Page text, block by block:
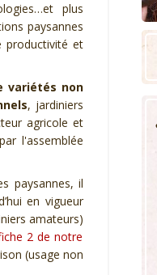
plus
paysannes
productivité et
variétés non
, jardiniers
agricole et
l'assemblée
paysannes, il
en vigueur
amateurs)
2 de notre
(usage non